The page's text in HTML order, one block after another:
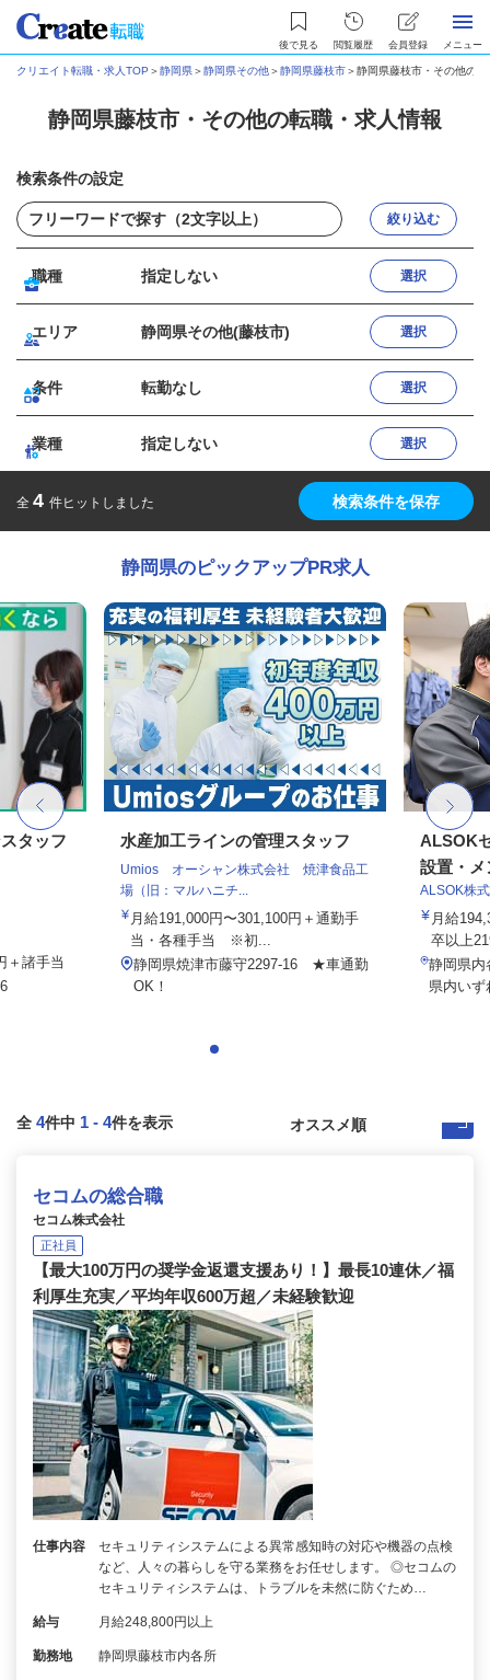
後で見る 閲覧履歴 会員登録 メニュー
クリエイト転職・求人TOP ＞静岡県＞静岡県その他＞静岡県藤枝市＞静岡県藤枝市・その他の
静岡県藤枝市・その他の転職・求人情報
検索条件の設定
絞り込む
職種 指定しない 選択
エリア 静岡県その他(藤枝市) 選択
条件 転勤なし 選択
業種 指定しない 選択
全 4 件ヒットしました 検索条件を保存
静岡県のピックアップPR求人
タッフ
＋諸手当
水産加工ラインの管理スタッフ
Umios オーシャン株式会社 焼津食品工
場（旧：マルハニチ...
月給191,000円〜301,100円＋通勤手
当・各種手当 ※初...
静岡県焼津市藤守2297-16 ★車通勤
OK！
ALSOK
設置・メ
ALSOK株
月給
卒以上
静岡県
県内いず
全 4件中 1 - 4件を表示
セコムの総合職
セコム株式会社
正社員
【最大100万円の奨学金返還支援あり！】最長10連休／福
利厚生充実／平均年収600万超／未経験歓迎
仕事内容
セキュリティシステムによる異常感知時の対応や機器の点検
など、人々の暮らしを守る業務をお任せします。 ◎セコムの
セキュリティシステムは、トラブルを未然に防ぐため…
給与 月給248,800円以上
勤務地 静岡県藤枝市内各所